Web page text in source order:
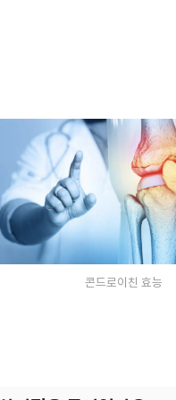
콘드로이친 효능